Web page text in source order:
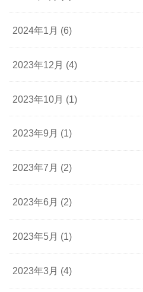
2024年1月 (6)
2023年12月 (4)
2023年10月 (1)
2023年9月 (1)
2023年7月 (2)
2023年6月 (2)
2023年5月 (1)
2023年3月 (4)